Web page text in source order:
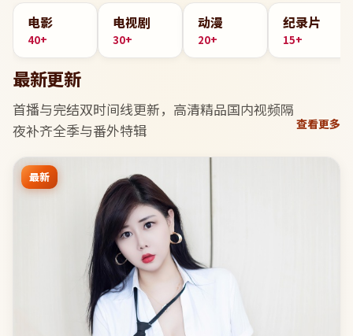
电影
40+
电视剧
30+
动漫
20+
纪录片
15+
最新更新
首播与完结双时间线更新， 高清精品国内视频隔
夜补齐全季与番外特辑
查看更多
最新